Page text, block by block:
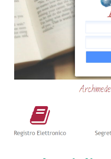
tipologie di prestiti a
esiste qualche
cittadini) di accedere
abbiamo deciso di
frattempo, se volete
guide => Come
segnalati al Crif -